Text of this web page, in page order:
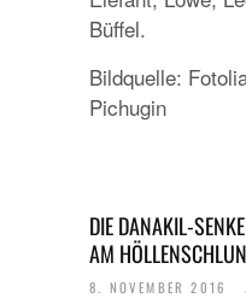
Büffel.
Bildquelle:
Pichugin
DIE DANAKIL-
AM
8. NOVEMBER 2016